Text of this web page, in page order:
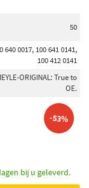
50
640 0017, 100 641 0141,
100 412 0141
ORIGINAL: True to
OE.
-53%
bij u geleverd.